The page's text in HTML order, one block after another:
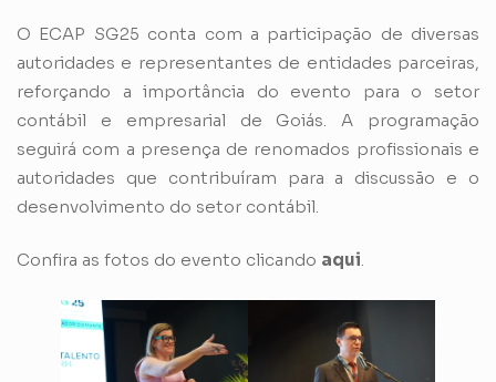
O ECAP SG25 conta com a participação de diversas
autoridades e representantes de entidades parceiras,
reforçando a importância do evento para o setor
contábil e empresarial de Goiás. A programação
seguirá com a presença de renomados profissionais e
autoridades que contribuíram para a discussão e o
desenvolvimento do setor contábil.
Confira as fotos do evento clicando aqui.